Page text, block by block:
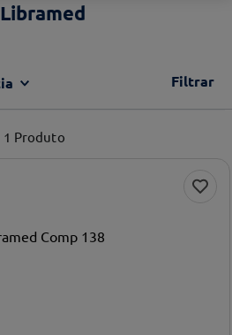
Libramed
Filtrar
1 Produto